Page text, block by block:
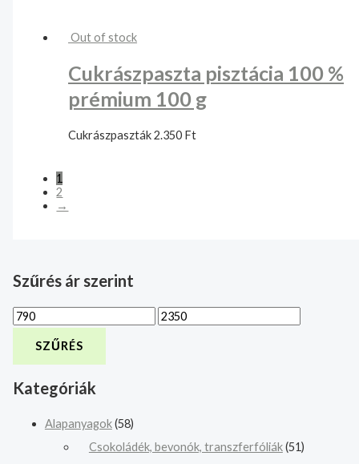
Szűrés ár szerint
SZŰRÉS
Kategóriák
Alapanyagok(58)
Csokoládék, bevonók, transzferfóliák(51)
Out of stock
Cukrászpaszta pisztácia 100 %
prémium 100 g
Cukrászpaszták2.350 Ft
1
2
→